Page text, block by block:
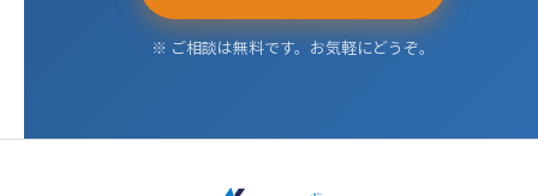
※ ご相談は無料です。お気軽にどうぞ。